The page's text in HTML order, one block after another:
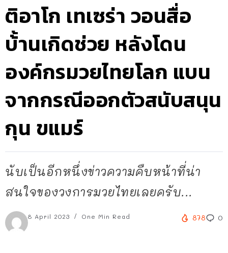
ติอาโก เทเซร่า วอนสื่อ
บ้้านเกิดช่วย หลังโดน
องค์กรมวยไทยโลก แบน
จากกรณีออกตัวสนับสนุน
กุน ขแมร์
นับเป็นอีกหนึ่งข่าวความคืบหน้าที่น่า
สนใจของวงการมวยไทยเลยครับ...
8 April 2023 One Min Read 878 0